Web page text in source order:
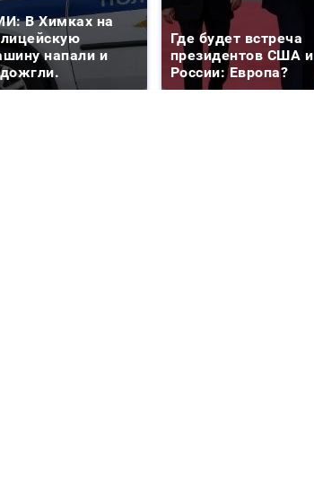
В Химках на
напали и
Где будет встреча
президентов США и
России: Европа?